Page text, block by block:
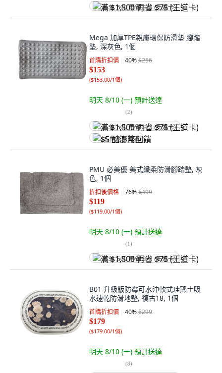
满 $1,500 再省 $75 (王道卡)
Mega 加厚TPE親膚環保防滑墊 腳踏
墊, 深灰色, 1個
首購折扣價 40%$256
$153
($153.00/1個)
明天 8/10 (一) 預計送達
(2)
满 $1,500 再省 $75 (王道卡)
$5 酷澎幣回饋
PMU 必美優 美式纖柔防滑腳踏墊, 灰
色, 1個
折扣後價格 76%$499
$119
($119.00/1個)
明天 8/10 (一) 預計送達
(1)
满 $1,500 再省 $75 (王道卡)
B01 升級版防霉可水沖軟式珪藻土吸
水速乾防滑地墊, 復古18, 1個
首購折扣價 40%$299
$179
($179.00/1個)
明天 8/10 (一) 預計送達
(8)